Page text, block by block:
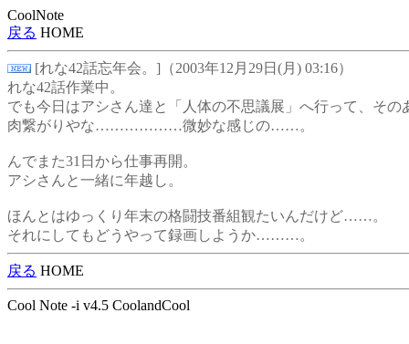
CoolNote
戻る HOME
[れな42話忘年会。]（2003年12月29日(月) 03:16）
れな42話作業中。
でも今日はアシさん達と「人体の不思議展」へ行って、そ
肉繋がりやな………………微妙な感じの……。
んでまた31日から仕事再開。
アシさんと一緒に年越し。
ほんとはゆっくり年末の格闘技番組観たいんだけど……。
それにしてもどうやって録画しようか………。
戻る HOME
Cool Note -i v4.5 CoolandCool